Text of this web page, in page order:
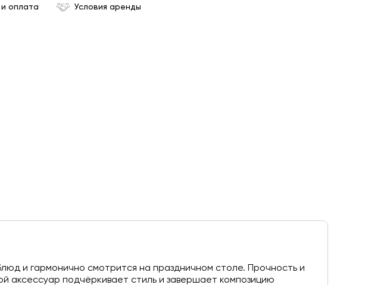
оплата Условия аренды
и гармонично смотрится на праздничном столе. Прочность и
аксессуар подчёркивает стиль и завершает композицию